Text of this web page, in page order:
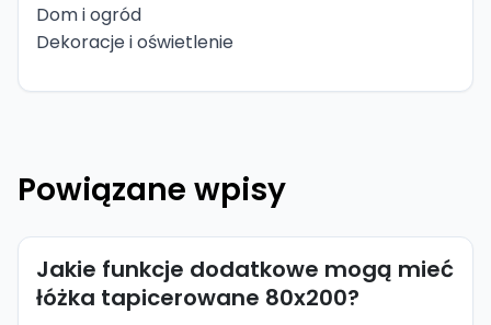
Dom i ogród
Dekoracje i oświetlenie
Powiązane wpisy
Jakie funkcje dodatkowe mogą mieć
łóżka tapicerowane 80x200?